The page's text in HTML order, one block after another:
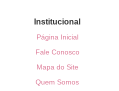
Institucional
Página Inicial
Fale Conosco
Mapa do Site
Quem Somos